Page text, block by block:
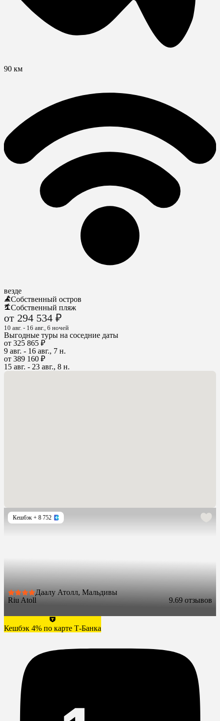
90 км
везде
Собственный остров
Собственный пляж
от 294 534 ₽
10 авг. - 16 авг., 6 ночей
Выгодные туры на соседние даты
от 325 865 ₽
9 авг. - 16 авг., 7 н.
от 389 160 ₽
15 авг. - 23 авг., 8 н.
Кешбэк + 8 752
Даалу Атолл, Мальдивы
Riu Atoll
9.69 отзывов
Кешбэк 4% по карте Т-Банка